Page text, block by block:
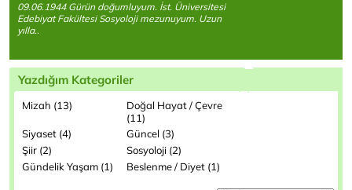
09.06.1944 Gürün doğumluyum. İst. Üniversitesi
Edebiyat Fakültesi Sosyoloji mezunuyum. Uzun
yılla..
Yazdığım Kategoriler
Mizah (13) Doğal Hayat / Çevre
(11)
Siyaset (4)
Güncel (3)
Şiir (2)
Sosyoloji (2)
Gündelik Yaşam (1)
Beslenme / Diyet (1)